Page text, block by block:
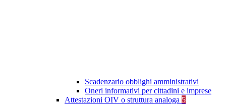
Scadenzario obblighi amministrativi
Oneri informativi per cittadini e imprese
Attestazioni OIV o struttura analoga 5